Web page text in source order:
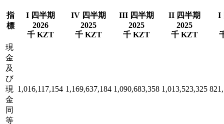
指
標
I 四半期
2026
千 KZT
IV 四半期
2025
千 KZT
III 四半期
2025
千 KZT
II 四半期
2025
千 KZT
I
現
金
及
び
現
金
同
等
1,016,117,154 1,169,637,184 1,090,683,358 1,013,523,325